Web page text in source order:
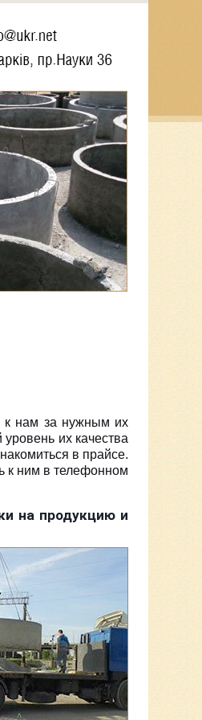
к нам за нужным их
их качества
в прайсе.
к ним в телефонном
на продукцию и